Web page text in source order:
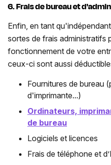
6. Frais de bureau et
Enfin, en tant
sortes de frais administratifs
fonctionnement de votre
ceux-ci sont aussi
Fournitures de bureau
d'imprimante...)
Ordinateurs,
de bureau
Logiciels et licences
Frais de téléphone et